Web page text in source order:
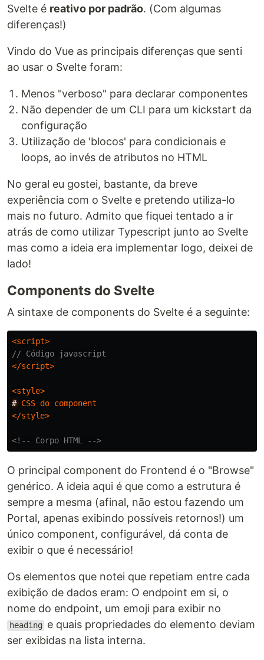
Svelte é reativo por padrão. (Com algumas
diferenças!)
Vindo do Vue as principais diferenças que senti
ao usar o Svelte foram:
Menos "verboso" para declarar componentes
Não depender de um CLI para um kickstart da
configuração
Utilização de 'blocos' para condicionais e
loops, ao invés de atributos no HTML
No geral eu gostei, bastante, da breve
experiência com o Svelte e pretendo utiliza-lo
mais no futuro. Admito que fiquei tentado a ir
atrás de como utilizar Typescript junto ao Svelte
mas como a ideia era implementar logo, deixei de
lado!
Components do Svelte
A sintaxe de components do Svelte é a seguinte:
<script>
// Código javascript
</script>
<style>
# CSS do component
</style>
<!-- Corpo HTML -->
O principal component do Frontend é o "Browse"
genérico. A ideia aqui é que como a estrutura é
sempre a mesma (afinal, não estou fazendo um
Portal, apenas exibindo possíveis retornos!) um
único component, configurável, dá conta de
exibir o que é necessário!
Os elementos que notei que repetiam entre cada
exibição de dados eram: O endpoint em si, o
nome do endpoint, um emoji para exibir no
heading
e quais propriedades do elemento deviam
ser exibidas na lista interna.